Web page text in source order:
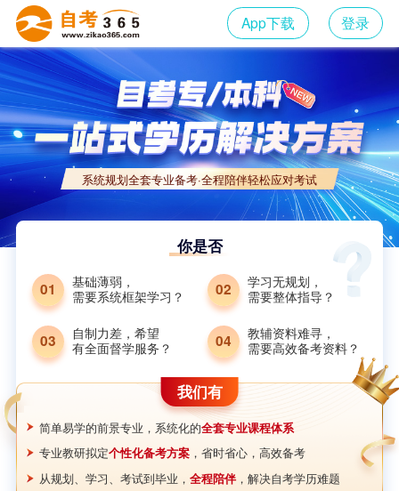
登录
App下载
系统规划全套专业备考·全程陪伴轻松应对考试
你是否
01
基础薄弱，
需要系统框架学习？
02
学习无规划，
需要整体指导？
03
自制力差，希望
有全面督学服务？
04
教辅资料难寻，
需要高效备考资料？
我们有
简单易学的前景专业，系统化的全套专业课程体系
专业教研拟定个性化备考方案 ，省时省心，高效备考
从规划、学习、考试到毕业，全程陪伴，解决自考学历难题